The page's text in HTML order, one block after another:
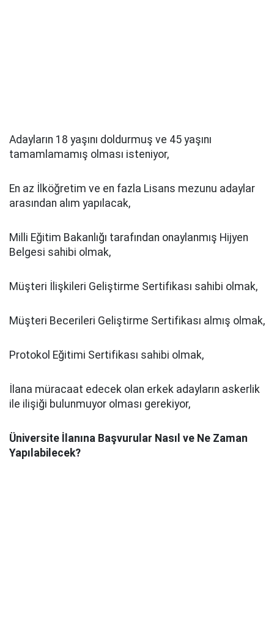
Adayların 18 yaşını doldurmuş ve 45 yaşını
tamamlamamış olması isteniyor,
En az İlköğretim ve en fazla Lisans mezunu adaylar
arasından alım yapılacak,
Milli Eğitim Bakanlığı tarafından onaylanmış Hijyen
Belgesi sahibi olmak,
Müşteri İlişkileri Geliştirme Sertifikası sahibi olmak,
Müşteri Becerileri Geliştirme Sertifikası almış olmak,
Protokol Eğitimi Sertifikası sahibi olmak,
İlana müracaat edecek olan erkek adayların askerlik
ile ilişiği bulunmuyor olması gerekiyor,
Üniversite İlanına Başvurular Nasıl ve Ne Zaman
Yapılabilecek?